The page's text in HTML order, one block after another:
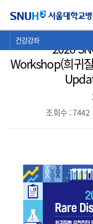
현
재
위
치:
건강강좌
강좌안내
2026
Workshop(희귀
조회수 : 7442